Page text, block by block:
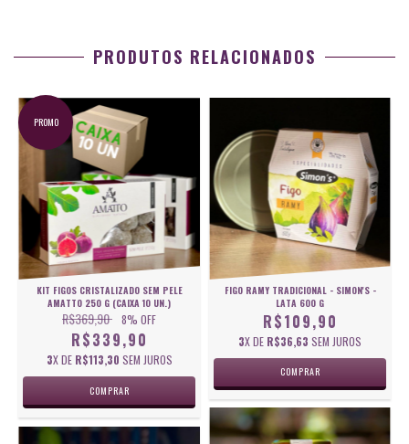
PRODUTOS RELACIONADOS
PROMO
KIT FIGOS CRISTALIZADO SEM PELE
AMATTO 250 G (CAIXA 10 UN.)
R$369,90 8% OFF
R$339,90
3X DE R$113,30 SEM JUROS
FIGO RAMY TRADICIONAL - SIMON'S -
LATA 600 G
R$109,90
3X DE R$36,63 SEM JUROS